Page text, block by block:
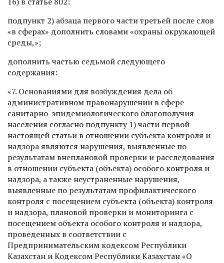
подпункт 2) абзаца первого части третьей после слов
«в сферах» дополнить словами «охраны окружающей
среды,»;
дополнить частью седьмой следующего
содержания:
«7. Основаниями для возбуждения дела об
административном правонарушении в сфере
санитарно-эпидемиологического благополучия
населения согласно подпункту 1) части первой
настоящей статьи в отношении субъекта контроля и
надзора являются нарушения, выявленные по
результатам внеплановой проверки и расследования
в отношении субъекта (объекта) особого контроля и
надзора, а также неустраненные нарушения,
выявленные по результатам профилактического
контроля с посещением субъекта (объекта) контроля
и надзора, плановой проверки и мониторинга с
посещением объекта особого контроля и надзора,
проведенных в соответствии с
Предпринимательским кодексом Республики
Казахстан и Кодексом Республики Казахстан «О